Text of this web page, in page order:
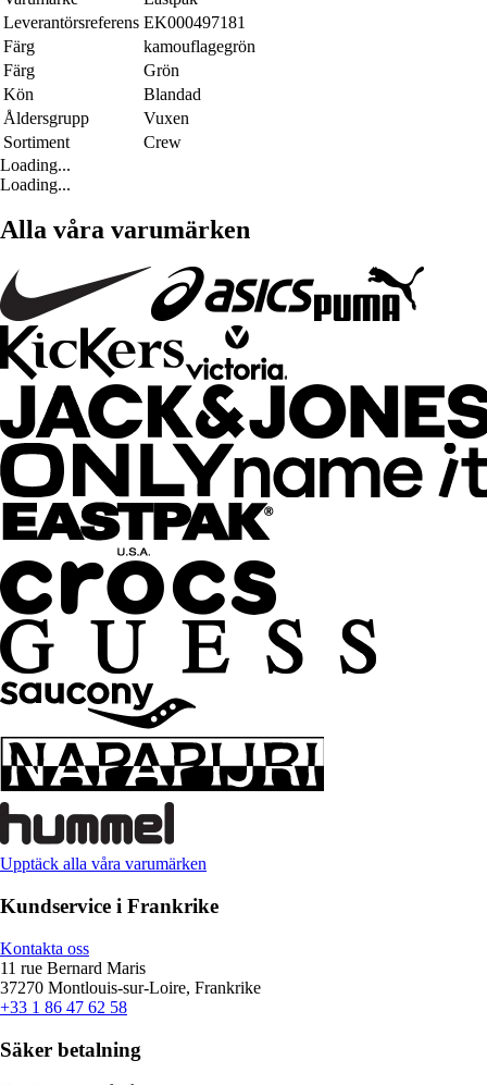
Leverantörsreferens EK000497181
Färg
kamouflagegrön
Färg
Grön
Kön
Blandad
Åldersgrupp
Vuxen
Sortiment
Crew
Loading...
Loading...
Alla våra varumärken
Upptäck alla våra varumärken
Kundservice i Frankrike
Kontakta oss
11 rue Bernard Maris
37270 Montlouis-sur-Loire, Frankrike
+33 1 86 47 62 58
Säker betalning